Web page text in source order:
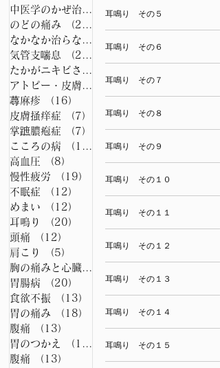
中医学のかぜ治療法
（7）
7件の記事
のどの痛み
（26）
なかなか治らない咳の漢方
気管支喘息
（21）
たかがニキビされどニキビ
アトピー・皮膚病
（22）
22件の記事
蕁麻疹
（16）
皮膚掻痒症
（7）
7件の記事
掌蹠膿疱症
（7）
7件の記事
こころの病
（15）
15件の記事
高血圧
（8）
8件の記事
慢性疲労
（19）
19件の記事
不眠症
（12）
めまい
（12）
12件の記事
耳鳴り
（20）
頭痛
（12）
肩こり
（5）
5件の記事
胸の痛みと心臓病
胃腸病
（20）
20件の記事
食欲不振
（13）
13件の記事
胃の痛み
（18）
18件の記事
腹痛
（13）
13件の記事
胃のつかえ
（13）
13件の記事
腹痛
（13）
13件の記事
耳鳴り その５
耳鳴り その６
耳鳴り その７
耳鳴り その８
耳鳴り その９
耳鳴り その１０
耳鳴り その１１
耳鳴り その１２
耳鳴り その１３
耳鳴り その１４
耳鳴り その１５